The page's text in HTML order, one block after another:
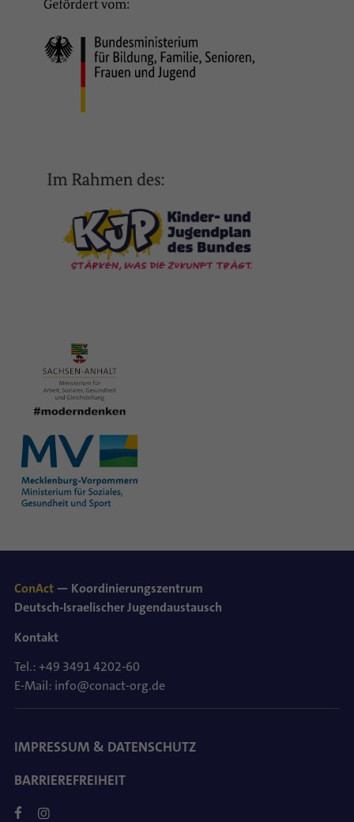
ConAct — Koordinierungszentrum
Deutsch-Israelischer Jugendaustausch
Kontakt
Tel.: +49 3491 4202-60
E-Mail: info@conact-org.de
IMPRESSUM & DATENSCHUTZ
BARRIEREFREIHEIT
FACEBOOK